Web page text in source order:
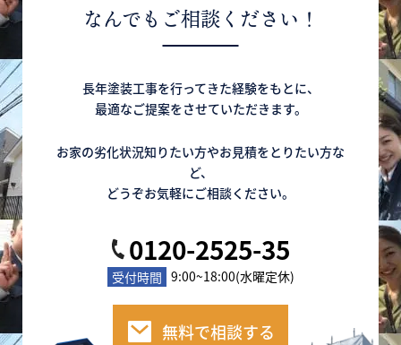
なんでもご相談ください！
長年塗装工事を行ってきた経験をもとに、
最適なご提案をさせていただきます。
お家の劣化状況知りたい方やお見積をとりたい方な
ど、
どうぞお気軽にご相談ください。
0120-2525-35
受付時間 9:00~18:00(水曜定休)
無料で相談する